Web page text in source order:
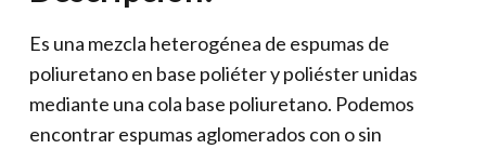
Es una mezcla heterogénea de espumas de
poliuretano en base poliéter y poliéster unidas
mediante una cola base poliuretano. Podemos
encontrar espumas aglomerados con o sin